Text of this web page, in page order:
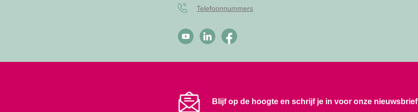
Telefoonnummers
Blijf op de hoogte en schrijf je in voor onze nieuwsbrief